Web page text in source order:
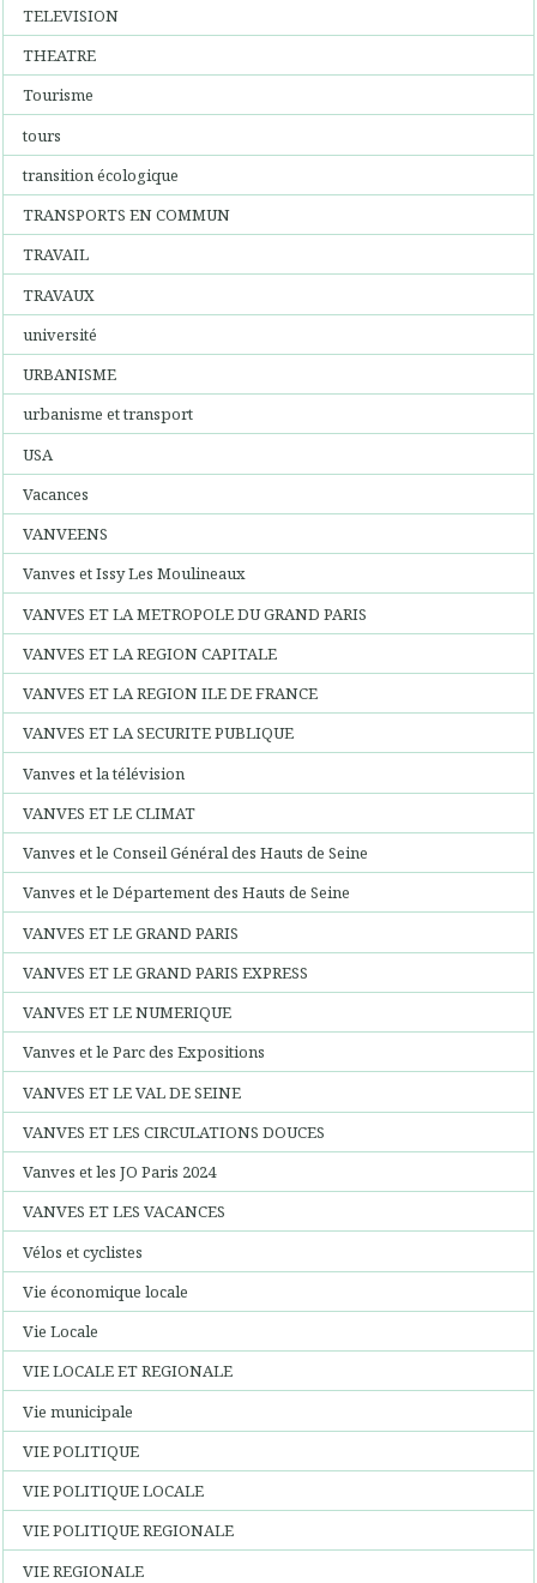
TELEVISION
THEATRE
Tourisme
tours
transition écologique
TRANSPORTS EN COMMUN
TRAVAIL
TRAVAUX
université
URBANISME
urbanisme et transport
USA
Vacances
VANVEENS
Vanves et Issy Les Moulineaux
VANVES ET LA METROPOLE DU GRAND PARIS
VANVES ET LA REGION CAPITALE
VANVES ET LA REGION ILE DE FRANCE
VANVES ET LA SECURITE PUBLIQUE
Vanves et la télévision
VANVES ET LE CLIMAT
Vanves et le Conseil Général des Hauts de Seine
Vanves et le Département des Hauts de Seine
VANVES ET LE GRAND PARIS
VANVES ET LE GRAND PARIS EXPRESS
VANVES ET LE NUMERIQUE
Vanves et le Parc des Expositions
VANVES ET LE VAL DE SEINE
VANVES ET LES CIRCULATIONS DOUCES
Vanves et les JO Paris 2024
VANVES ET LES VACANCES
Vélos et cyclistes
Vie économique locale
Vie Locale
VIE LOCALE ET REGIONALE
Vie municipale
VIE POLITIQUE
VIE POLITIQUE LOCALE
VIE POLITIQUE REGIONALE
VIE REGIONALE